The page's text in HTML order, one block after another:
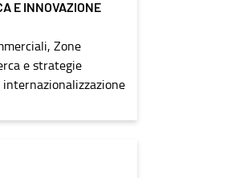
E INNOVAZIONE
Zone
e strategie